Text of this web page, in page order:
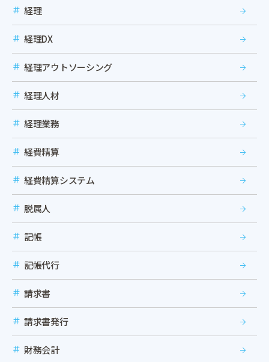
経理
経理DX
経理アウトソーシング
経理人材
経理業務
経費精算
経費精算システム
脱属人
記帳
記帳代行
請求書
請求書発行
財務会計